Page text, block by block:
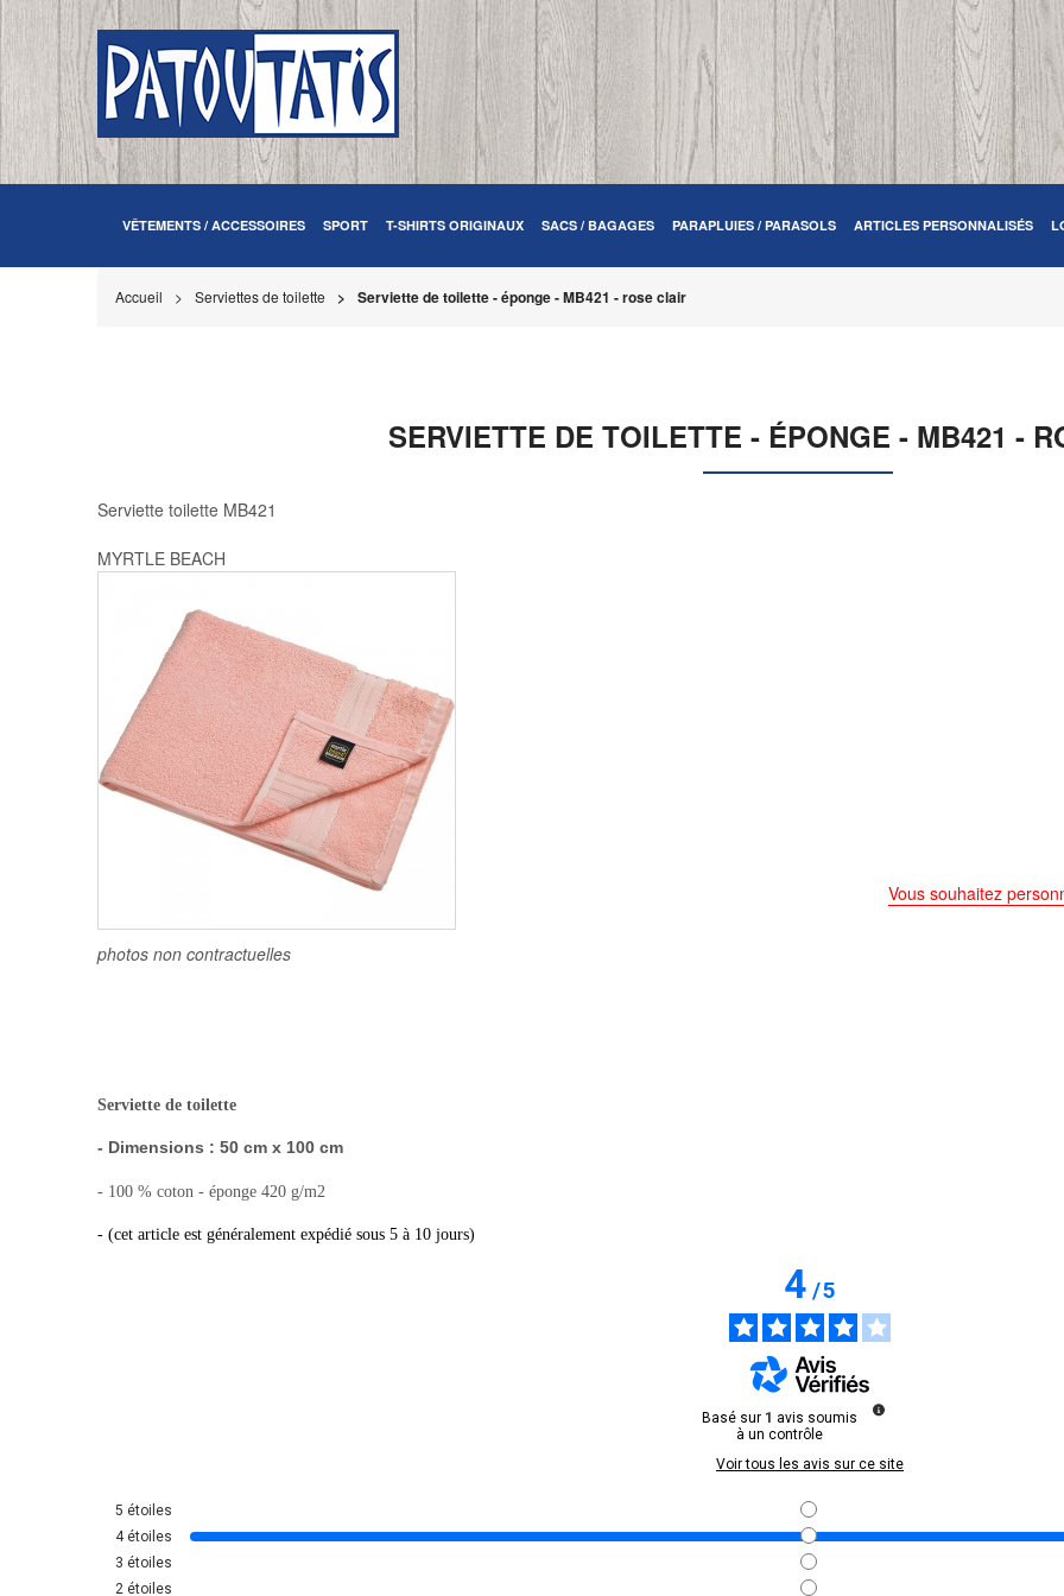
VÊTEMENTS / ACCESSOIRES SPORT T-SHIRTS ORIGINAUX SACS / BAGAGES PARAPLUIES / PARASOLS ARTICLES PERSONNALISÉS
Accueil Serviettes de toilette Serviette de toilette - éponge - MB421 - rose clair
SERVIETTE DE TOILETTE - ÉPONGE - MB421 -
Serviette toilette MB421
MYRTLE BEACH
photos non contractuelles
Vous souhaitez
Serviette de toilette
- Dimensions : 50 cm x 100 cm
- 100 % coton - éponge 420 g/m2
- (cet article est généralement expédié sous 5 à 10 jours)
4/5
Basé sur 1 avis soumis
à un contrôle
Voir tous les avis sur ce site
5 étoiles
4 étoiles
3 étoiles
2 étoiles